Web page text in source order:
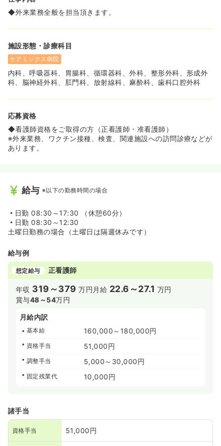
◆外来業務全般を担当頂きます。
施設形態・診療科目
ケアミックス病院
内科、呼吸器科、胃腸科、循環器科、外科、整形外科、形成外
科、脳神経外科、肛門科、放射線科、麻酔科、歯科口腔外科
応募資格
◆看護師資格をご取得の方（正看護師・准看護師）
※外来業務、ワクチン接種、検査、関連施設への訪問診療などが
あります。
給与 ※以下の勤務時間の場合
日勤 08:30～17:30 （休憩60分）
日勤 08:30～12:30
土曜日勤務の場合（土曜日は隔週休みです）
給与例
想定給与 正看護師
年収 319～379 万円 月給 22.6～27.1 万円
賞与48～54万円
月給内訳
基本給 160,000～180,000円
資格手当 51,000円
調整手当 5,000～30,000円
固定残業代 10,000円
諸手当
資格手当 51,000円